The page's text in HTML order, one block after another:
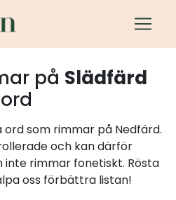
på Slädfärd
ord som rimmar på Nedfärd.
och kan därför
inte rimmar fonetiskt. Rösta
oss förbättra listan!